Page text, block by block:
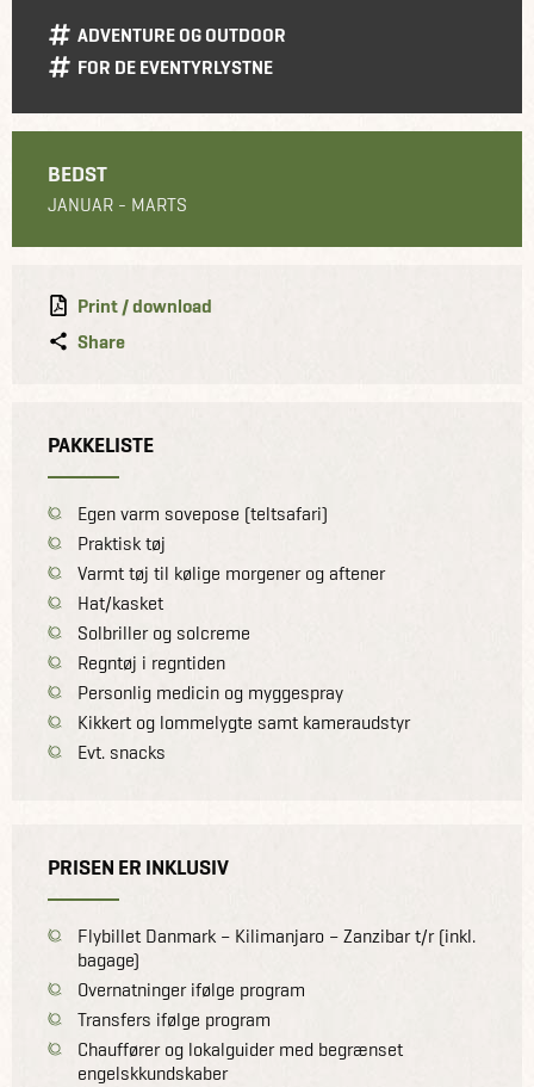
ADVENTURE OG OUTDOOR
FOR DE EVENTYRLYSTNE
BEDST
JANUAR - MARTS
Print / download
Share
PAKKELISTE
Egen varm sovepose (teltsafari)
Praktisk tøj
Varmt tøj til kølige morgener og aftener
Hat/kasket
Solbriller og solcreme
Regntøj i regntiden
Personlig medicin og myggespray
Kikkert og lommelygte samt kameraudstyr
Evt. snacks
PRISEN ER INKLUSIV
Flybillet Danmark – Kilimanjaro – Zanzibar t/r (inkl.
bagage)
Overnatninger ifølge program
Transfers ifølge program
Chauffører og lokalguider med begrænset
engelskkundskaber